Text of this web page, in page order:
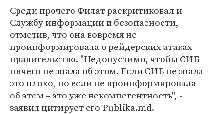
Среди прочего Филат раскритиковал и
Службу информации и безопасности,
отметив, что она вовремя не
проинформировала о рейдерских атаках
правительство. "Недопустимо, чтобы СИБ
ничего не знала об этом. Если СИБ не знала -
это плохо, но если не проинформировала
об этом – это уже некомпетентность", -
заявил цитирует его Publika.md.